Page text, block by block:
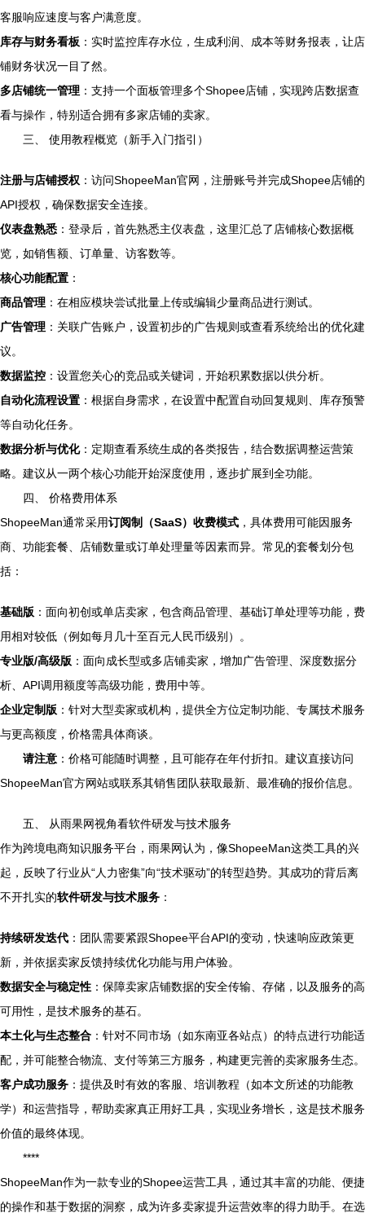
客服响应速度与客户满意度。
库存与财务看板 ：实时监控库存水位，生成利润、成本等财务报表，让店
铺财务状况一目了然。
多店铺统一管理 ：支持一个面板管理多个Shopee店铺，实现跨店数据查
看与操作，特别适合拥有多家店铺的卖家。
三、 使用教程概览（新手入门指引）
注册与店铺授权 ：访问ShopeeMan官网，注册账号并完成Shopee店铺的
API授权，确保数据安全连接。
仪表盘熟悉 ：登录后，首先熟悉主仪表盘，这里汇总了店铺核心数据概
览，如销售额、订单量、访客数等。
核心功能配置 ：
商品管理 ：在相应模块尝试批量上传或编辑少量商品进行测试。
广告管理 ：关联广告账户，设置初步的广告规则或查看系统给出的优化建
议。
数据监控 ：设置您关心的竞品或关键词，开始积累数据以供分析。
自动化流程设置 ：根据自身需求，在设置中配置自动回复规则、库存预警
等自动化任务。
数据分析与优化：定期查看系统生成的各类报告，结合数据调整运营策
略。建议从一两个核心功能开始深度使用，逐步扩展到全功能。
四、 价格费用体系
ShopeeMan通常采用订阅制（SaaS）收费模式 ，具体费用可能因服务
商、功能套餐、店铺数量或订单处理量等因素而异。常见的套餐划分包
括：
基础版 ：面向初创或单店卖家，包含商品管理、基础订单处理等功能，费
用相对较低（例如每月几十至百元人民币级别）。
专业版/高级版 ：面向成长型或多店铺卖家，增加广告管理、深度数据分
析、API调用额度等高级功能，费用中等。
企业定制版 ：针对大型卖家或机构，提供全方位定制功能、专属技术服务
与更高额度，价格需具体商谈。
请注意 ：价格可能随时调整，且可能存在年付折扣。建议直接访问
ShopeeMan官方网站或联系其销售团队获取最新、最准确的报价信息。
五、 从雨果网视角看软件研发与技术服务
作为跨境电商知识服务平台，雨果网认为，像ShopeeMan这类工具的兴
起，反映了行业从“人力密集”向“技术驱动”的转型趋势。其成功的背后离
不开扎实的软件研发与技术服务 ：
持续研发迭代 ：团队需要紧跟Shopee平台API的变动，快速响应政策更
新，并依据卖家反馈持续优化功能与用户体验。
数据安全与稳定性 ：保障卖家店铺数据的安全传输、存储，以及服务的高
可用性，是技术服务的基石。
本土化与生态整合 ：针对不同市场（如东南亚各站点）的特点进行功能适
配，并可能整合物流、支付等第三方服务，构建更完善的卖家服务生态。
客户成功服务 ：提供及时有效的客服、培训教程（如本文所述的功能教
学）和运营指导，帮助卖家真正用好工具，实现业务增长，这是技术服务
价值的最终体现。
****
ShopeeMan作为一款专业的Shopee运营工具，通过其丰富的功能、便捷
的操作和基于数据的洞察，成为许多卖家提升运营效率的得力助手。在选